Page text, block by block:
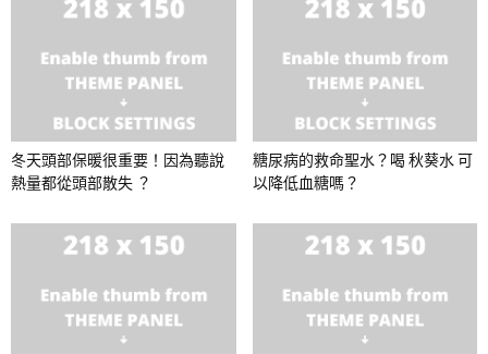
冬天頭部保暖很重要！因為聽說
熱量都從頭部散失 ？
糖尿病的救命聖水？喝 秋葵水 可
以降低血糖嗎？